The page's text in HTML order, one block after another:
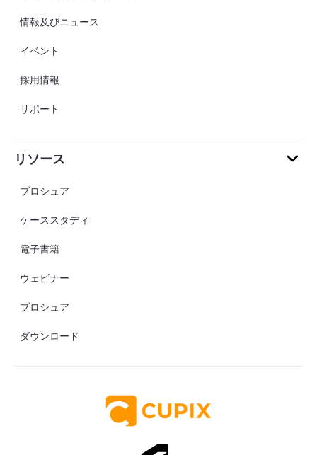
情報及びニュース
イベント
採用情報
サポート
リソース
ブロシュア
ケーススタディ
電子書籍
ウェビナー
ブロシュア
ダウンロード